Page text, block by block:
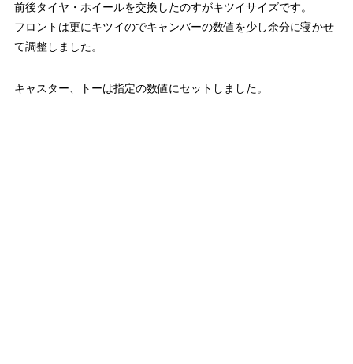
前後タイヤ・ホイールを交換したのすがキツイサイズです。
フロントは更にキツイのでキャンバーの数値を少し余分に寝かせ
て調整しました。
キャスター、トーは指定の数値にセットしました。